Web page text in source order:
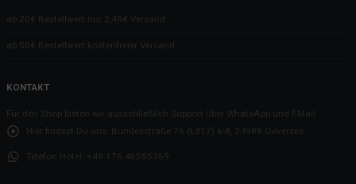
ab 20€ Bestellwert nur 2,49€ Versand
ab 50€ Bestellwert kostenfreier Versand
KONTAKT
Für den Shop bieten wir ausschließlich Support über WhatsApp und EMail
Hier findest Du uns:
Bundesstraße 76 (L317) 6-8, 24988 Oeversee
Telefon Hotel: +49 176 46585369